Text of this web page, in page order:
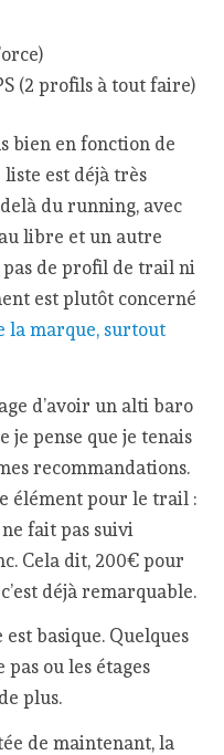
(2 profils à tout faire)
bien en fonction de
est déjà très
du running, avec
libre et un autre
de profil de trail ni
est plutôt concerné
la marque, surtout
d’avoir un alti baro
je pense que je tenais
recommandations.
élément pour le trail :
fait pas suivi
Cela dit, 200€ pour
déjà remarquable.
basique. Quelques
ou les étages
plus.
de maintenant, la